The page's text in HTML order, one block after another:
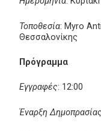
Τοποθεσία: Myro
Θεσσαλονίκης
Πρόγραμμα
Εγγραφές: 12:00
Έναρξη Δημοπρασίας